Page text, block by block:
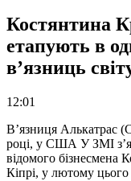
Костянтина
етапують в
в’язниць
12:01
В’язниця Алькатрас
році, у США У ЗМІ
відомого бізнесмена
Кіпрі, у лютому